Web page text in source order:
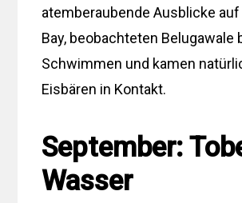
atemberaubende Ausblicke
Bay, beobachteten Belugawale
Schwimmen und kamen
Eisbären in Kontakt.
September:
Wasser